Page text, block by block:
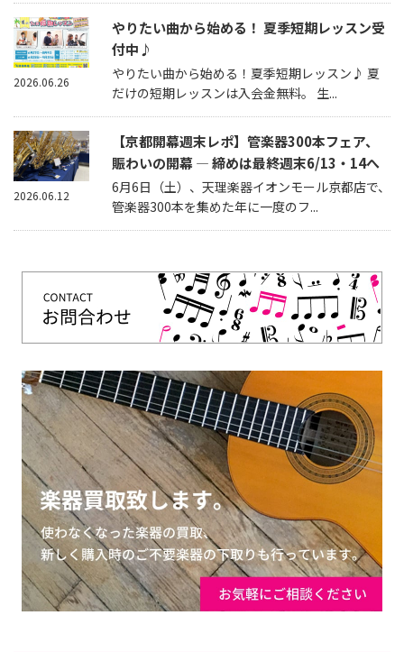
やりたい曲から始める！ 夏季短期レッスン受
付中♪
やりたい曲から始める！夏季短期レッスン♪ 夏
だけの短期レッスンは入会金無料。 生...
2026.06.26
【京都開幕週末レポ】管楽器300本フェア、
賑わいの開幕 — 締めは最終週末6/13・14へ
6月6日（土）、天理楽器イオンモール京都店で、
管楽器300本を集めた年に一度のフ...
2026.06.12